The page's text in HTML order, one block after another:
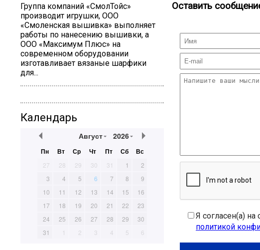
Группа компаний «СмолТойс»
производит игрушки, ООО
«Смоленская вышивка» выполняет
работы по нанесению вышивки, а
ООО «Максимум Плюс» на
современном оборудовании
изготавливает вязаные шарфики
для...
Календарь
Август 2026
Пн Вт Ср Чт Пт Сб Вс
27 28 29 30 31 1
2
3
4 5 6 7 8
9
10
11 12 13 14 15
16
17
18 19 20 21 22
23
24
25 26 27 28 29
30
31
1 2 3 4 5 6
Оставить
Я согласен(а) на
политикой